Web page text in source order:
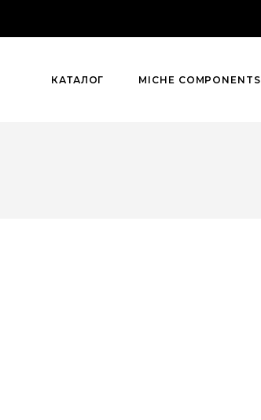
КАТАЛОГ MICHE COMPONENTS